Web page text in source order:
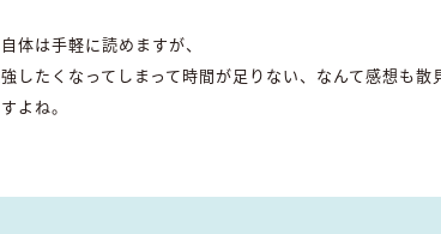
体は手軽に読めますが、
したくなってしまって時間が足りない、なんて感想も散
よね。